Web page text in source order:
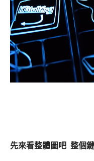
先來看整體圖吧 整個